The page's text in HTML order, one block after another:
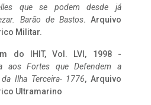
que se podem desde já
Barão de Bastos. Arquivo
Militar.
do IHIT, Vol. LVI, 1998 -
aos Fortes que Defendem a
Ilha Terceira- 1776, Arquivo
Ultramarino